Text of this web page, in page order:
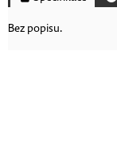
Bez popisu.